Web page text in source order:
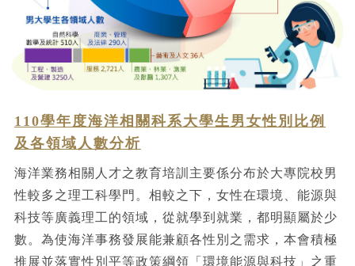
110學年度海洋相關科系大學生男女性別比例
及各領域人數分析
海洋業務相關人才之教育培訓主要係分布於大專院校男
性較多之理工科學門。相較之下，女性在環境、能源與
科技等廣義理工的領域，從就學到就業，都明顯屬於少
數。為使海洋事務發展能兼顧各性別之需求，本會積極
推展並落實性別平等政策綱領「環境能源與科技」之重